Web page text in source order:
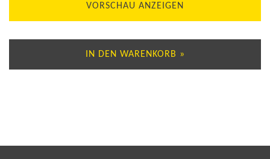
VORSCHAU ANZEIGEN
IN DEN WARENKORB »